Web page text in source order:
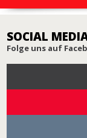
SOCIAL
Folge uns auf